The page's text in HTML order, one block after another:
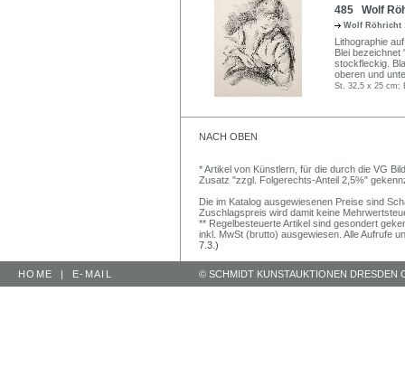
485 Wolf
Wolf Röhricht
Lithographie
Blei bezeichnet
stockfleckig.
oberen und
St. 32,5 x 25 cm;
NACH OBEN
* Artikel von Künstlern, für die durch die VG
Zusatz "zzgl. Folgerechts-Anteil 2,5%"
Die im Katalog ausgewiesenen Preise sind
Zuschlagspreis wird damit keine
** Regelbesteuerte Artikel sind gesondert
inkl. MwSt (brutto) ausgewiesen. Alle Aufrufe
7.3.)
HOME | E-MAIL © SCHMIDT KUNSTAUKTIONEN DRESDEN